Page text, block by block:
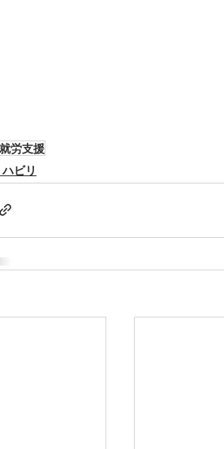
就労支援
ハビリ